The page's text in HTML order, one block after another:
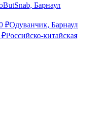
Барнаул
₽Одуванчик, Барнаул
₽Российско-китайская